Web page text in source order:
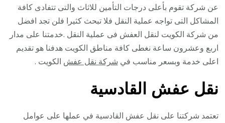
عن شركة تقوم بأعلى درجات التأمين للاثاث والتى تتفادى كافة
المشاكل التى تواجه عملية النقل فلا تبحث كثيرا فلن تجد افضل
من شركة الكويت لنقل العفش فى عملية النقل .خدمتنا على مدار
اربع وعشرون ساعة نغطى كافة مناطق الكويت هدفنا هو تقديم
اعلى خدمة وبسعر مناسب في شركة نقل عفش الكويت .
نقل عفش القادسية
تعتمد شركتنا على نقل عفش القادسية في عملها على عوامل